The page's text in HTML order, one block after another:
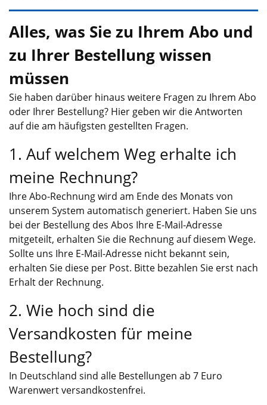
Alles, was Sie zu Ihrem Abo und
zu Ihrer Bestellung wissen
müssen
Sie haben darüber hinaus weitere Fragen zu Ihrem Abo
oder Ihrer Bestellung? Hier geben wir die Antworten
auf die am häufigsten gestellten Fragen.
1. Auf welchem Weg erhalte ich
meine Rechnung?
Ihre Abo-Rechnung wird am Ende des Monats von
unserem System automatisch generiert. Haben Sie uns
bei der Bestellung des Abos Ihre E-Mail-Adresse
mitgeteilt, erhalten Sie die Rechnung auf diesem Wege.
Sollte uns Ihre E-Mail-Adresse nicht bekannt sein,
erhalten Sie diese per Post. Bitte bezahlen Sie erst nach
Erhalt der Rechnung.
2. Wie hoch sind die
Versandkosten für meine
Bestellung?
In Deutschland sind alle Bestellungen ab 7 Euro
Warenwert versandkostenfrei.